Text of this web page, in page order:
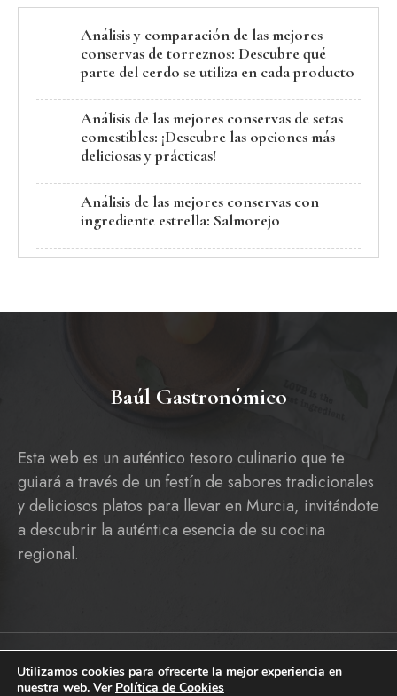
Análisis y comparación de las mejores
conservas de torreznos: Descubre qué
parte del cerdo se utiliza en cada producto
Análisis de las mejores conservas de setas
comestibles: ¡Descubre las opciones más
deliciosas y prácticas!
Análisis de las mejores conservas con
ingrediente estrella: Salmorejo
Baúl Gastronómico
Esta web es un auténtico tesoro culinario que te
guiará a través de un festín de sabores tradicionales
y deliciosos platos para llevar en Murcia, invitándote
a descubrir la auténtica esencia de su cocina
regional.
Copyright © 2026 baulgastronomico.es
Utilizamos cookies para ofrecerte la mejor experiencia en
nuestra web. Ver Política de Cookies